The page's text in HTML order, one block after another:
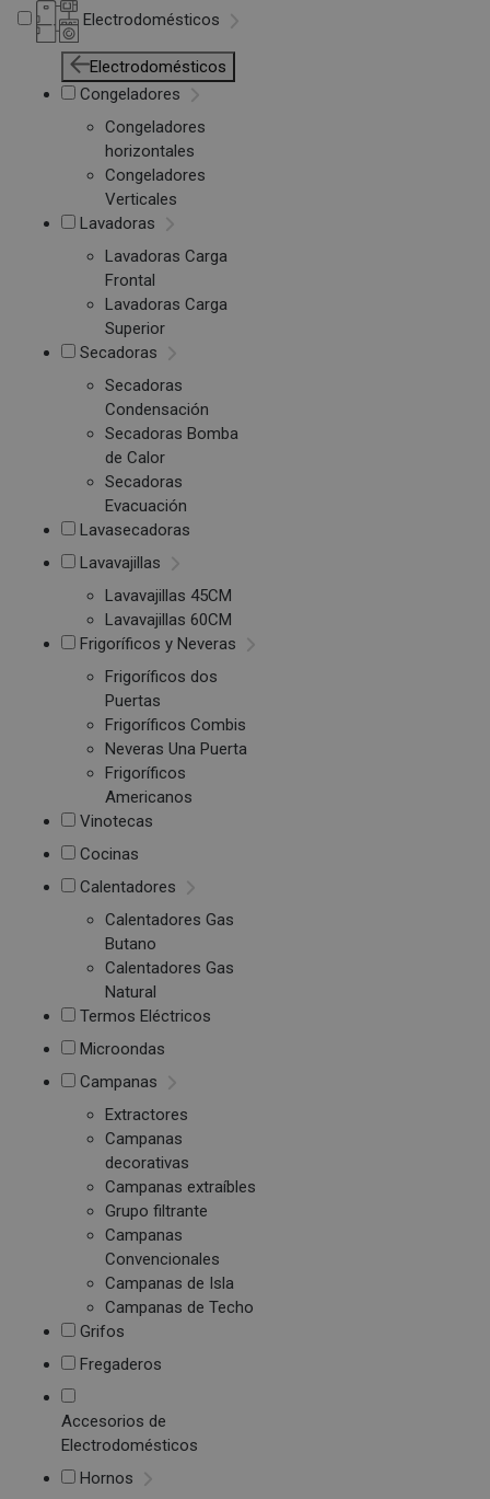
Electrodomésticos
Electrodomésticos
Congeladores
Congeladores
horizontales
Congeladores
Verticales
Lavadoras
Lavadoras Carga
Frontal
Lavadoras Carga
Superior
Secadoras
Secadoras
Condensación
Secadoras Bomba
de Calor
Secadoras
Evacuación
Lavasecadoras
Lavavajillas
Lavavajillas 45CM
Lavavajillas 60CM
Frigoríficos y Neveras
Frigoríficos dos
Puertas
Frigoríficos Combis
Neveras Una Puerta
Frigoríficos
Americanos
Vinotecas
Cocinas
Calentadores
Calentadores Gas
Butano
Calentadores Gas
Natural
Termos Eléctricos
Microondas
Campanas
Extractores
Campanas
decorativas
Campanas extraíbles
Grupo filtrante
Campanas
Convencionales
Campanas de Isla
Campanas de Techo
Grifos
Fregaderos
Accesorios de
Electrodomésticos
Hornos